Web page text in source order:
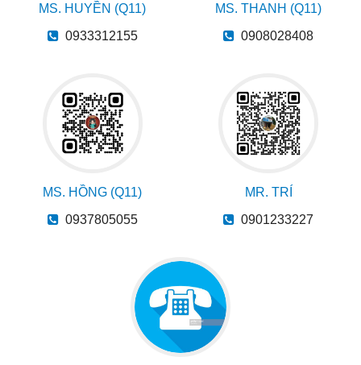
MS. HUYỀN (Q11)
0933312155
MS. THANH (Q11)
0908028408
MS. HỒNG (Q11)
0937805055
MR. TRÍ
0901233227